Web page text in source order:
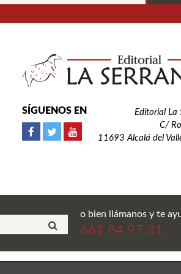
SÍGUENOS EN
Editorial La
C/
11693 Alcalá del
o bien llámanos y te
661 84 97 31